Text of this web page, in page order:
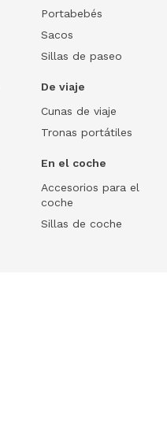
Portabebés
Sacos
Sillas de paseo
De viaje
Cunas de viaje
Tronas portátiles
En el coche
Accesorios para el
coche
Sillas de coche